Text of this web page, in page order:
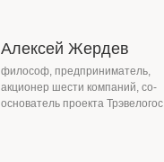
Алексей Жердев
философ, предприниматель,
акционер шести компаний, со-
основатель проекта Трэвелогос